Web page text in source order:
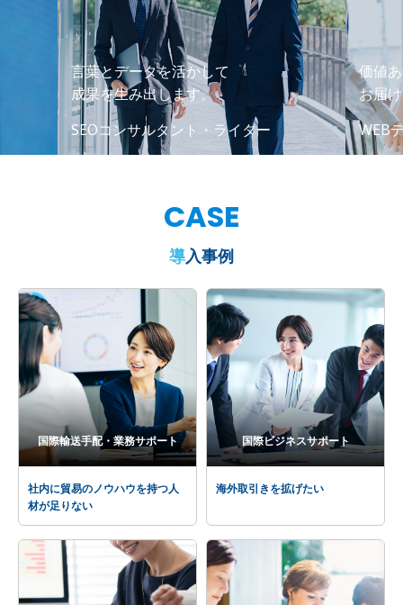
言葉とデータを活かして
成果を生み出します。
SEOコンサルタント・ライター
価値あ
お届け
WEBデ
CASE
導入事例
国際輸送手配・業務サポート
社内に貿易のノウハウを持つ人
材が足りない
国際ビジネスサポート
海外取引きを拡げたい